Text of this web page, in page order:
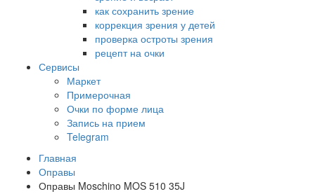
как сохранить зрение
коррекция зрения у детей
проверка остроты зрения
рецепт на очки
Сервисы
Маркет
Примерочная
Очки по форме лица
Запись на прием
Telegram
Главная
Оправы
Оправы Moschino MOS 510 35J